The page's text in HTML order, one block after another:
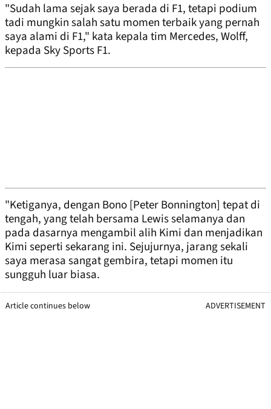
"Sudah lama sejak saya berada di F1, tetapi podium
tadi mungkin salah satu momen terbaik yang pernah
saya alami di F1," kata kepala tim Mercedes, Wolff,
kepada Sky Sports F1.
"Ketiganya, dengan Bono [Peter Bonnington] tepat di
tengah, yang telah bersama Lewis selamanya dan
pada dasarnya mengambil alih Kimi dan menjadikan
Kimi seperti sekarang ini. Sejujurnya, jarang sekali
saya merasa sangat gembira, tetapi momen itu
sungguh luar biasa.
Article continues below ADVERTISEMENT